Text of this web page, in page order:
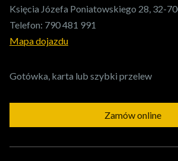
Księcia Józefa Poniatowskiego 28, 32-
Telefon: 790 481 991
Mapa dojazdu
Gotówka, karta lub szybki przelew
Zamów online